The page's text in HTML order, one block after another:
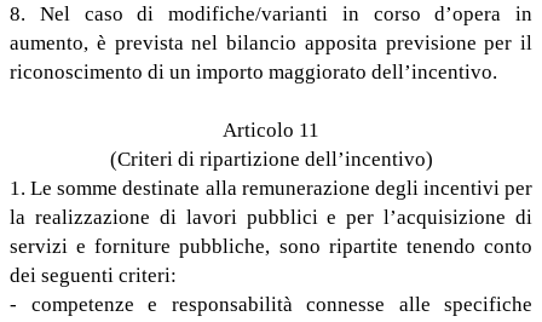
8. Nel caso di modifiche/varianti in corso d’opera in
aumento, è prevista nel bilancio apposita previsione per il
riconoscimento di un importo maggiorato dell’incentivo.
Articolo 11
(Criteri di ripartizione dell’incentivo)
1. Le somme destinate alla remunerazione degli incentivi per
la realizzazione di lavori pubblici e per l’acquisizione di
servizi e forniture pubbliche, sono ripartite tenendo conto
dei seguenti criteri:
- competenze e responsabilità connesse alle specifiche